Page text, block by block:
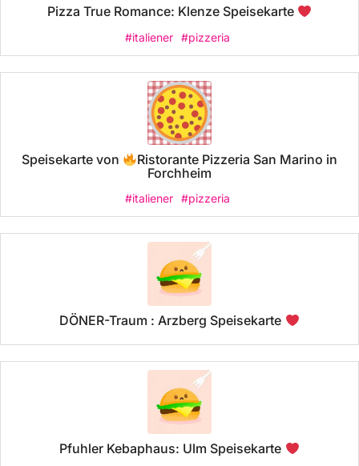
Pizza True Romance: Klenze Speisekarte
#italiener #pizzeria
Speisekarte von
Ristorante Pizzeria San Marino in
Forchheim
#italiener #pizzeria
DÖNER-Traum : Arzberg Speisekarte
Pfuhler Kebaphaus: Ulm Speisekarte